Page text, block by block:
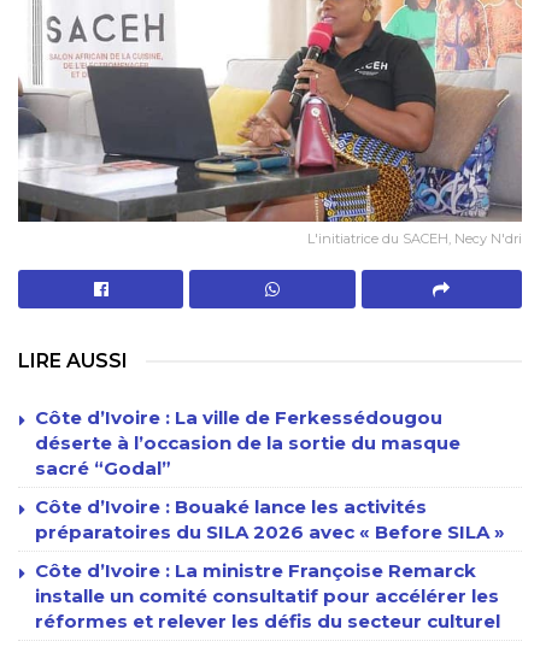
L'initiatrice du SACEH, Necy N'dri
LIRE AUSSI
Côte d’Ivoire : La ville de Ferkessédougou
déserte à l’occasion de la sortie du masque
sacré “Godal”
Côte d’Ivoire : Bouaké lance les activités
préparatoires du SILA 2026 avec « Before SILA »
Côte d’Ivoire : La ministre Françoise Remarck
installe un comité consultatif pour accélérer les
réformes et relever les défis du secteur culturel